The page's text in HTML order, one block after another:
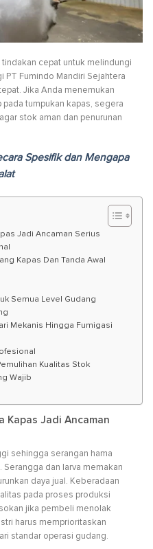
cepat untuk melindungi
PT Fumindo Mandiri Sejahtera
Jika Anda menemukan
tumpukan kapas, segera
stok aman dan penurunan
Spesifik dan Mengapa
Jadi Ancaman Serius
Kapas Dan Tanda Awal
Semua Level Gudang
Mekanis Hingga Fumigasi
Kualitas Stok
Wajib
Kapas Jadi Ancaman
sehingga serangan hama
dan larva memakan
daya jual. Keberadaan
pada proses produksi
jika pembeli menolak
harus memprioritaskan
standar operasi gudang.